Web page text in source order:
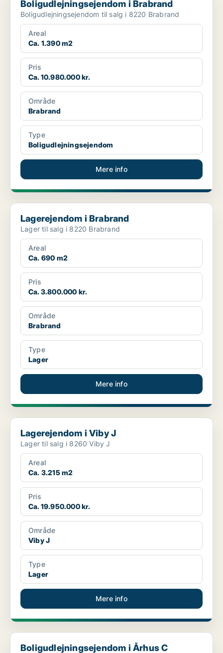
Boligudlejningsejendom i Brabrand
Boligudlejningsejendom til salg i 8220 Brabrand
Areal
Ca. 1.390 m2
Pris
Ca. 10.980.000 kr.
Område
Brabrand
Type
Boligudlejningsejendom
Mere info
Lagerejendom i Brabrand
Lagerejendom i Brabrand
Lager til salg i 8220 Brabrand
Areal
Ca. 690 m2
Pris
Ca. 3.800.000 kr.
Område
Brabrand
Type
Lager
Mere info
Lagerejendom i Viby J
Lagerejendom i Viby J
Lager til salg i 8260 Viby J
Areal
Ca. 3.215 m2
Pris
Ca. 19.950.000 kr.
Område
Viby J
Type
Lager
Mere info
Boligudlejningsejendom i Århus C
Boligudlejningsejendom i Århus C